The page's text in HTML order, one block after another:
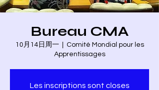
Bureau CMA
10月14日周一
  |
Comité Mondial pour les
Apprentissages
Les inscriptions sont closes